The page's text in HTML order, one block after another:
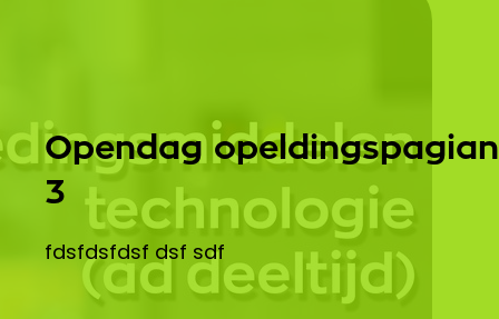
Opendag opeldingspagian
3
fdsfdsfdsf dsf sdf